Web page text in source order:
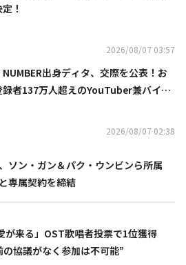
！
2026/08/07 03:57
NUMBER出身ディタ、交際を公表！お
録者137万人超えのYouTuber兼バイオ
2026/08/07 02:38
ソン・ガン＆パク・ウンビンら所属
専属契約を締結
が来る」OST歌唱者投票で1位獲得
協議がなく参加は不可能”